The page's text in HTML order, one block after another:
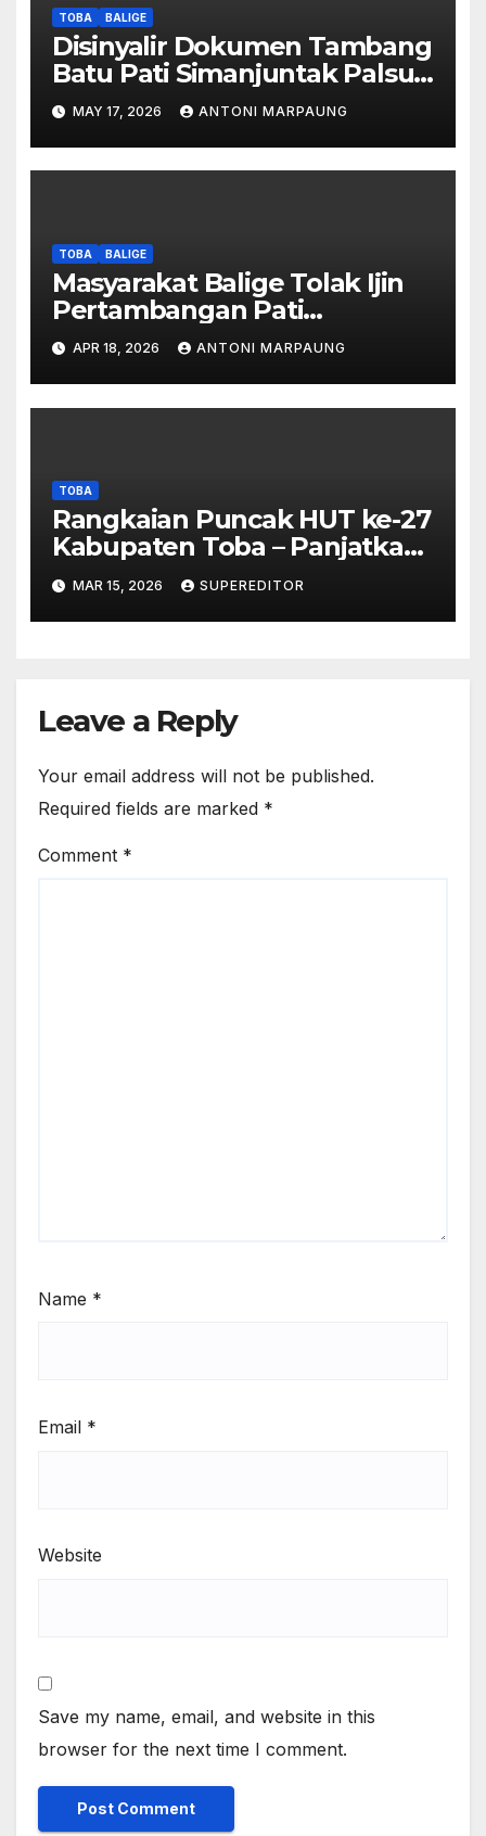
TOBA BALIGE
Disinyalir Dokumen Tambang
Batu Pati Simanjuntak Palsu –
Jerry Manurung : Tambang
Tidak Berada Di DTA –
Frengki Pardede : Kami Tidak
Miliki Peta DTA – Tanda
MAY 17, 2026 ANTONI MARPAUNG
TOBA BALIGE
Masyarakat Balige Tolak Ijin
Pertambangan Pati
Simanjuntak – btc Akan
Investigasi Proses Perijinan
APR 18, 2026 ANTONI MARPAUNG
TOBA
Rangkaian Puncak HUT ke-27
Kabupaten Toba – Panjatkan
Doa Untuk Kesejahteraan
MAR 15, 2026 SUPEREDITOR
Leave a Reply
Your email address will not be published.
Required fields are marked *
Comment *
Name *
Email *
Website
Save my name, email, and website in this
browser for the next time I comment.